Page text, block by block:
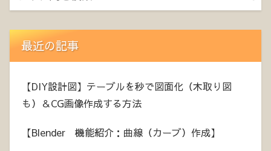
最近の記事
【DIY設計図】テーブルを秒で図面化（木取り図
も）＆CG画像作成する方法
【Blender 機能紹介：曲線（カーブ）作成】